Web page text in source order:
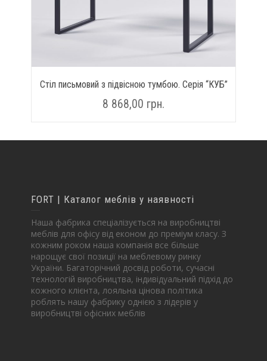
Стіл письмовий з підвісною тумбою. Серія “КУБ”
8 868,00 грн.
FORT | Каталог меблів у наявності
Наша фабрика спеціалізується на виробництві
меблів для офісу від економ до преміум класу. З
кожним роком наша компанія все більше
нарощує свої позиції на меблевому ринку
України. Багаторічний досвід роботи, сучасні
технологій виробництва, індивідуальний підхід до
кожного клієнта, лояльна цінова політика
роблять нашу фабрику однією з лідерів у
виробництві офісних меблів